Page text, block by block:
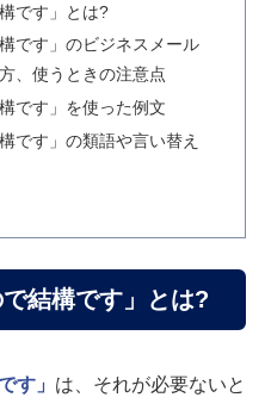
です」とは?
です」のビジネスメール
、使うときの注意点
です」を使った例文
です」の類語や言い替え
で結構です」とは?
す」 は、それが必要ないと